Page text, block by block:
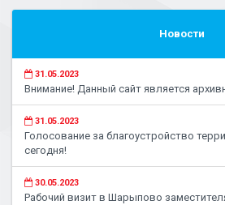
Новости
31.05.2023
Внимание! Данный сайт является
31.05.2023
Голосование за благоустройство
сегодня!
30.05.2023
Рабочий визит в Шарыпово